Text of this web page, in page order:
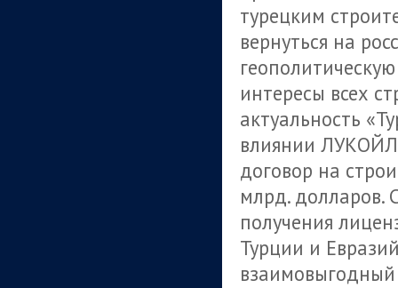
турецким
вернуться на
интересы всех
актуальность
влиянии
договор на
млрд. долларов.
получения
Турции и